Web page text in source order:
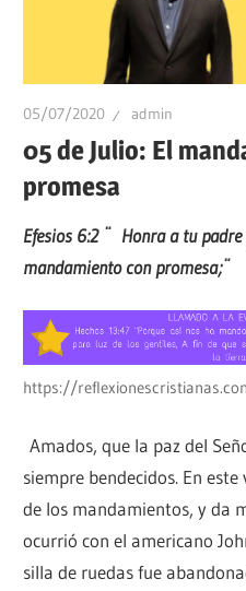
05/07/2020 admin
05 de Julio: El
promesa
Efesios 6:2 ¨ Honra a tu
mandamiento con promesa;¨
https://
Amados, que la paz del
siempre bendecidos. En
de los mandamientos, y da
ocurrió con el americano
silla de ruedas fue